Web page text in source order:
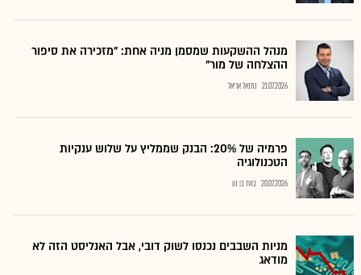
מנהל ההשקעות שמסמן מניה אחת: "מזכירה את סיפור
ההצלחה של מור"
21.07.2026 נתנאל אריאל
פרמיה של 20%: הבנק שממליץ על שלוש ענקיות
הטכנולוגיה
20.07.2026 בועז בן נון
מניות השבבים נכנסו לשוק דובי, אבל האנליסט הזה לא
מודאג